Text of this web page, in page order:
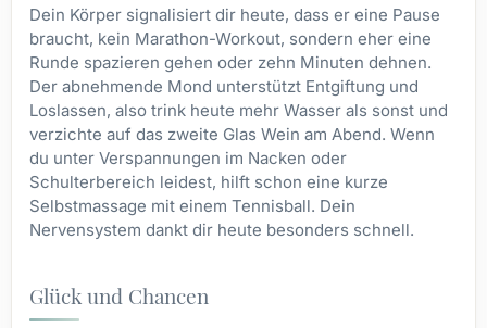
Dein Körper signalisiert dir heute, dass er eine Pause
braucht, kein Marathon-Workout, sondern eher eine
Runde spazieren gehen oder zehn Minuten dehnen.
Der abnehmende Mond unterstützt Entgiftung und
Loslassen, also trink heute mehr Wasser als sonst und
verzichte auf das zweite Glas Wein am Abend. Wenn
du unter Verspannungen im Nacken oder
Schulterbereich leidest, hilft schon eine kurze
Selbstmassage mit einem Tennisball. Dein
Nervensystem dankt dir heute besonders schnell.
Glück und Chancen